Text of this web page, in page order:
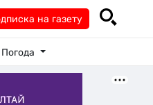
на газету
Погода